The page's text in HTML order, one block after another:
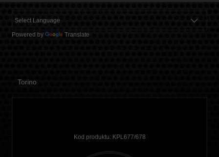
Powered by Translate
Torino
Kod produktu: KPL677/678